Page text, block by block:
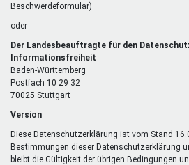
Beschwerdeformular)
oder
Der Landesbeauftragte für den
Informationsfreiheit
Baden-Württemberg
Postfach 10 29 32
70025 Stuttgart
Version
Diese Datenschutzerklärung ist vom Stand
Bestimmungen dieser Datenschutzerklärung
bleibt die Gültigkeit der übrigen Bedingungen